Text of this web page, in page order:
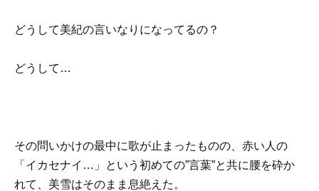
どうして美紀の言いなりになってるの？
どうして…
その問いかけの最中に歌が止まったものの、赤い人の
「イカセナイ…」という初めての”言葉”と共に腰を砕か
れて、美雪はそのまま息絶えた。